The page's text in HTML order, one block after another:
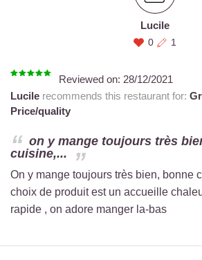
Lucile
0 1
Reviewed on: 28/12/2021
Lucile recommends this restaurant for:
Price/quality
on y mange toujours très
cuisine,...
On y mange toujours très bien, bonne
choix de produit est un accueille
rapide , on adore manger la-bas